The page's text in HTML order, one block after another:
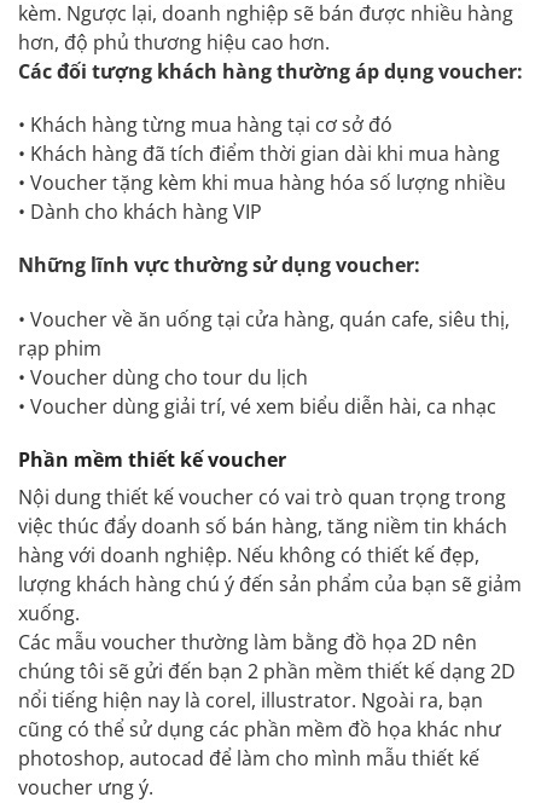
kèm. Ngược lại, doanh nghiệp sẽ bán được nhiều hàng
hơn, độ phủ thương hiệu cao hơn.
Các đối tượng khách hàng thường áp dụng voucher:
• Khách hàng từng mua hàng tại cơ sở đó
• Khách hàng đã tích điểm thời gian dài khi mua hàng
• Voucher tặng kèm khi mua hàng hóa số lượng nhiều
• Dành cho khách hàng VIP
Những lĩnh vực thường sử dụng voucher:
• Voucher về ăn uống tại cửa hàng, quán cafe, siêu thị,
rạp phim
• Voucher dùng cho tour du lịch
• Voucher dùng giải trí, vé xem biểu diễn hài, ca nhạc
Phần mềm thiết kế voucher
Nội dung thiết kế voucher có vai trò quan trọng trong
việc thúc đẩy doanh số bán hàng, tăng niềm tin khách
hàng với doanh nghiệp. Nếu không có thiết kế đẹp,
lượng khách hàng chú ý đến sản phẩm của bạn sẽ giảm
xuống.
Các mẫu voucher thường làm bằng đồ họa 2D nên
chúng tôi sẽ gửi đến bạn 2 phần mềm thiết kế dạng 2D
nổi tiếng hiện nay là corel, illustrator. Ngoài ra, bạn
cũng có thể sử dụng các phần mềm đồ họa khác như
photoshop, autocad để làm cho mình mẫu thiết kế
voucher ưng ý.